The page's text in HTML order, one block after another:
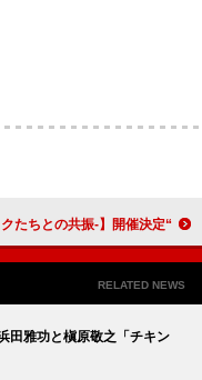
“ボカロ文化”を体感できる回遊型イベント、【Project Circles -ミクたちとの共振-】開催決定
RELATED NEWS
田雅功と槇原敬之「チキン